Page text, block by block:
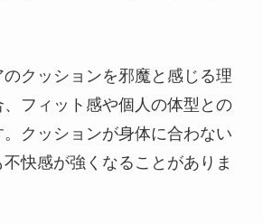
クッションを邪魔と感じる理
フィット感や個人の体型との
クッションが身体に合わない
快感が強くなることがありま